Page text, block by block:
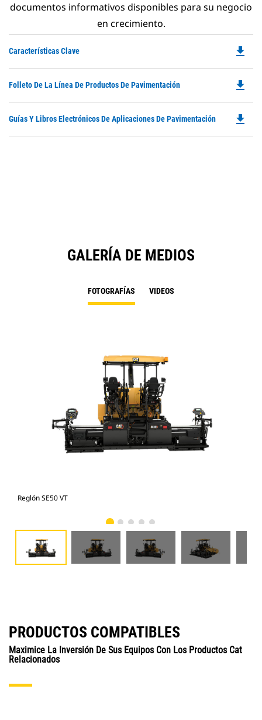
documentos informativos disponibles para su negocio
en crecimiento.
Características Clave
a
file_download
Folleto De La Línea De Productos De Pavimentación
a
file_download
Guías Y Libros Electrónicos De Aplicaciones De Pavimentación file_download
GALERÍA DE MEDIOS
FOTOGRAFÍAS VIDEOS
Reglón SE50 VT
PRODUCTOS COMPATIBLES
Maximice La Inversión De Sus Equipos Con Los Productos Cat
Relacionados